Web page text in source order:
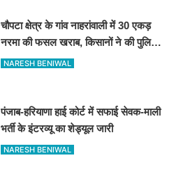
चौपटा क्षेत्र के गांव नाहरांवाली में 30 एकड़
नरमा की फसल खराब, किसानों ने की पुलिस
व कृषि विभाग से जांच की मांग
NARESH BENIWAL
पंजाब-हरियाणा हाई कोर्ट में सफाई सेवक-माली
भर्ती के इंटरव्यू का शेड्यूल जारी
NARESH BENIWAL